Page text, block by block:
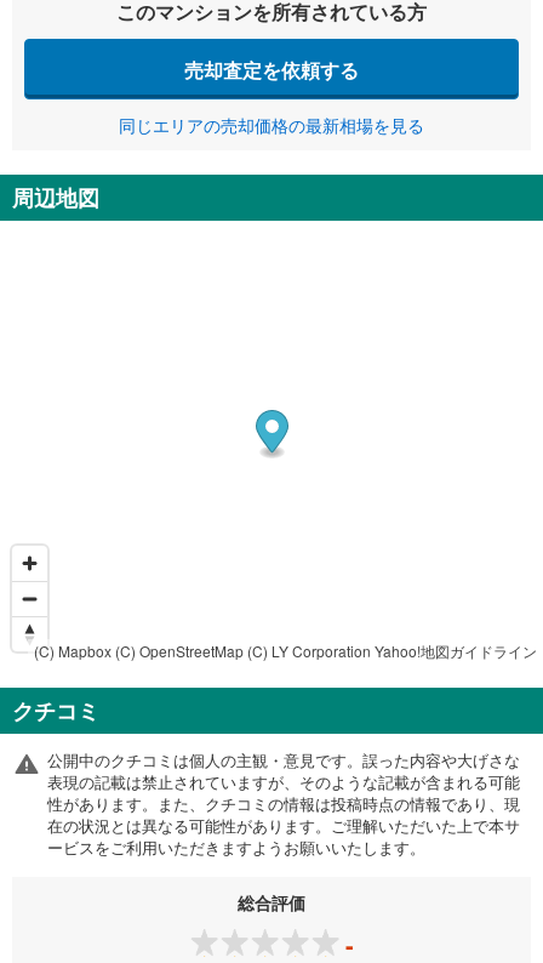
このマンションを所有されている方
売却査定を依頼する
同じエリアの売却価格の最新相場を見る
周辺地図
(C) Mapbox (C) OpenStreetMap (C) LY Corporation Yahoo!地図ガイドライン
クチコミ
公開中のクチコミは個人の主観・意見です。誤った内容や大げさな
表現の記載は禁止されていますが、そのような記載が含まれる可能
性があります。また、クチコミの情報は投稿時点の情報であり、現
在の状況とは異なる可能性があります。ご理解いただいた上で本サ
ービスをご利用いただきますようお願いいたします。
総合評価
-